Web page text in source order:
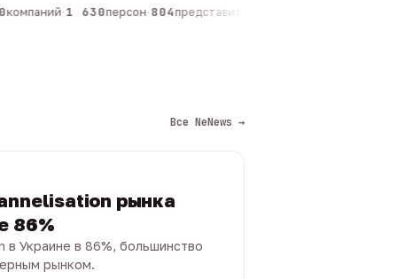
·1 630персон·804представителей
Все NeNews →
рынка
86%
в Украине в 86%, большинство
рынком.